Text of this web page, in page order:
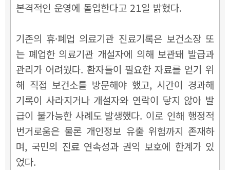
본격적인 운영에 돌입한다고 21일 밝혔다.
기존의 휴·폐업 의료기관 진료기록은 보건소장 또
는 폐업한 의료기관 개설자에 의해 보관돼 발급과
관리가 어려웠다. 환자들이 필요한 자료를 얻기 위
해 직접 보건소를 방문해야 했고, 시간이 경과해
기록이 사라지거나 개설자와 연락이 닿지 않아 발
급이 불가능한 사례도 발생했다. 이로 인해 행정적
번거로움은 물론 개인정보 유출 위험까지 존재하
며, 국민의 진료 연속성과 권익 보호에 한계가 있
었다.